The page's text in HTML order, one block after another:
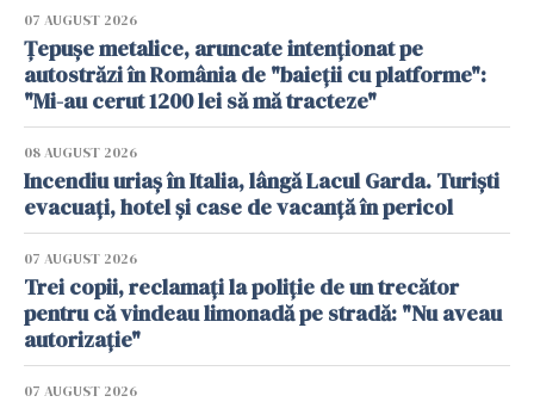
07 AUGUST 2026
Țepușe metalice, aruncate intenționat pe
autostrăzi în România de "baieții cu platforme":
"Mi-au cerut 1200 lei să mă tracteze"
08 AUGUST 2026
Incendiu uriaș în Italia, lângă Lacul Garda. Turiști
evacuați, hotel și case de vacanță în pericol
07 AUGUST 2026
Trei copii, reclamați la poliție de un trecător
pentru că vindeau limonadă pe stradă: "Nu aveau
autorizație"
07 AUGUST 2026